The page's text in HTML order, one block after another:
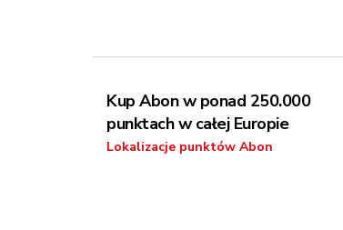
Kup Abon w ponad 250.000
punktach w całej Europie
Lokalizacje punktów Abon